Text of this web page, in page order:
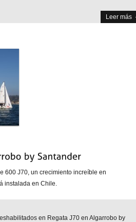
Leer más
600 J70, un crecimiento increíble en
instalada en Chile.
en Regata J70 en Algarrobo by